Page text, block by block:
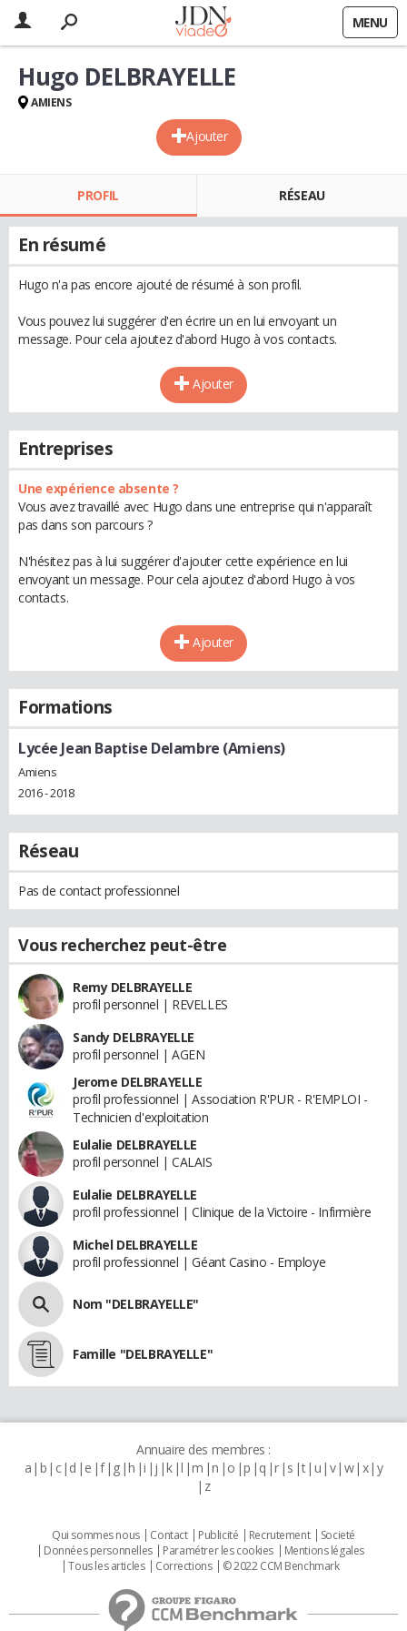
MENU
Ajouter
Hugo DELBRAYELLE
AMIENS
PROFIL RÉSEAU
En résumé
Hugo n'a pas encore ajouté de résumé à son profil.
Vous pouvez lui suggérer d'en écrire un en lui envoyant un
message. Pour cela ajoutez d'abord Hugo à vos contacts.
Ajouter
Entreprises
Une expérience absente ?
Vous avez travaillé avec Hugo dans une entreprise qui n'apparaît
pas dans son parcours ?
N'hésitez pas à lui suggérer d'ajouter cette expérience en lui
envoyant un message. Pour cela ajoutez d'abord Hugo à vos
contacts.
Ajouter
Formations
Lycée Jean Baptise Delambre (Amiens)
Amiens
2016 - 2018
Réseau
Pas de contact professionnel
Vous recherchez peut-être
Remy DELBRAYELLE
profil personnel | REVELLES
Sandy DELBRAYELLE
profil personnel | AGEN
Jerome DELBRAYELLE
profil professionnel | Association R'PUR - R'EMPLOI -
Technicien d'exploitation
Eulalie DELBRAYELLE
profil personnel | CALAIS
Eulalie DELBRAYELLE
profil professionnel | Clinique de la Victoire - Infirmière
Michel DELBRAYELLE
profil professionnel | Géant Casino - Employe
Nom "DELBRAYELLE"
Famille "DELBRAYELLE"
Annuaire des membres :
a b c d e f g h i j k l m n o p q r s t u v w x y
z
Qui sommes nous Contact Publicité Recrutement
Societé
Données personnelles
Paramétrer les cookies
Mentions légales
Tous les articles
Corrections © 2022 CCM Benchmark